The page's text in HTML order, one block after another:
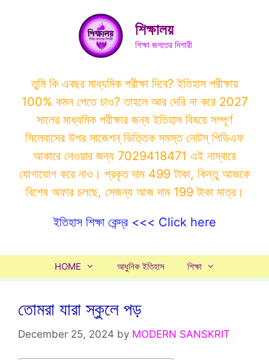
শিক্ষালয়
শিক্ষা জগতের দিশারী
তুমি কি এবছর মাধ্যমিক পরীক্ষা দিবে? ইতিহাস পরীক্ষায়
100% কমন পেতে চাও? তাহলে আর দেরি না করে 2027
সালের মাধ্যমিক পরীক্ষার জন্য ইতিহাস বিষয়ে সম্পূর্ণ
সিলেবাসের উপর সাজেশন্ ভিত্তিক সমস্ত নোটস্ পিডিএফ
আকারে নেওয়ার জন্য 7029418471 এই নাম্বারে
যোগাযোগ করে নাও। প্রকৃত দাম 499 টাকা, কিন্তু আজকে
বিশেষ অফার চলছে, সেজন্য আজ দাম 199 টাকা মাত্র।
ইতিহাস শিক্ষা কেন্দ্র <<< Click here
HOME আধুনিক ইতিহাস শিক্ষা
তোমরা যারা স্কুলে পড়
December 25, 2024 by MODERN SANSKRIT